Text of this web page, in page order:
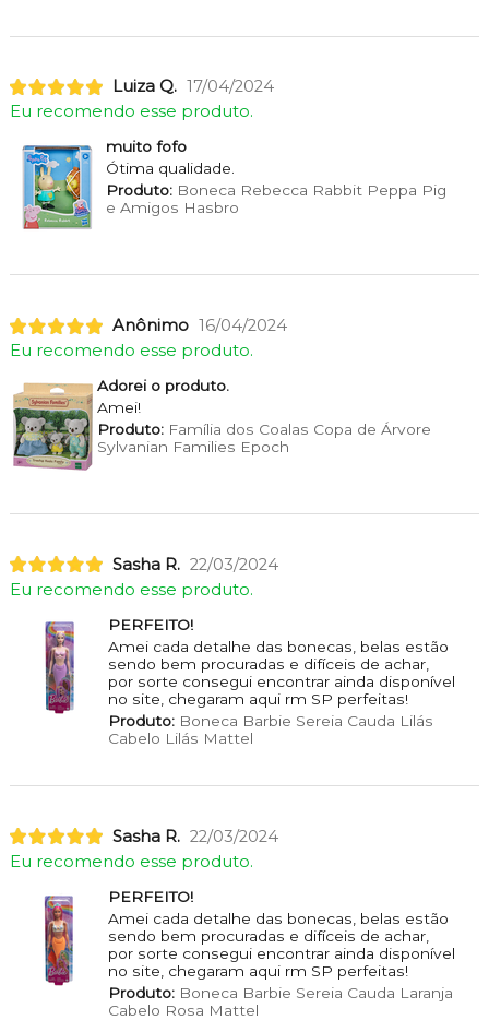
Luiza Q. 17/04/2024
Eu recomendo esse produto.
muito fofo
Ótima qualidade.
Produto:Boneca Rebecca Rabbit Peppa Pig
e Amigos Hasbro
Anônimo 16/04/2024
Eu recomendo esse produto.
Adorei o produto.
Amei!
Produto:Família dos Coalas Copa de Árvore
Sylvanian Families Epoch
Sasha R. 22/03/2024
Eu recomendo esse produto.
PERFEITO!
Amei cada detalhe das bonecas, belas estão
sendo bem procuradas e difíceis de achar,
por sorte consegui encontrar ainda disponível
no site, chegaram aqui rm SP perfeitas!
Produto:Boneca Barbie Sereia Cauda Lilás
Cabelo Lilás Mattel
Sasha R. 22/03/2024
Eu recomendo esse produto.
PERFEITO!
Amei cada detalhe das bonecas, belas estão
sendo bem procuradas e difíceis de achar,
por sorte consegui encontrar ainda disponível
no site, chegaram aqui rm SP perfeitas!
Produto:Boneca Barbie Sereia Cauda Laranja
Cabelo Rosa Mattel